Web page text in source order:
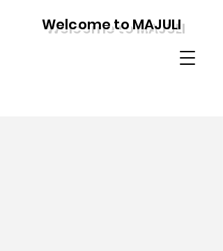
Welcome to MAJULI